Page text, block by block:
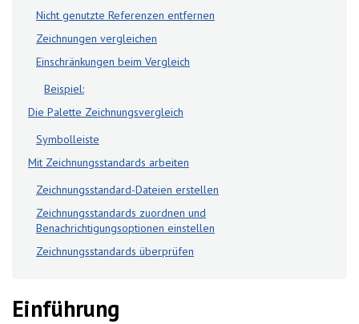
Nicht genutzte Referenzen entfernen
Zeichnungen vergleichen
Einschränkungen beim Vergleich
Beispiel:
Die Palette Zeichnungsvergleich
Symbolleiste
Mit Zeichnungsstandards arbeiten
Zeichnungsstandard-Dateien erstellen
Zeichnungsstandards zuordnen und
Benachrichtigungsoptionen einstellen
Zeichnungsstandards überprüfen
Einführung